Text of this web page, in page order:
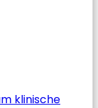
klinische